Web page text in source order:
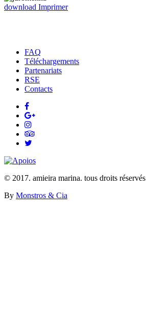
download ​​​​​​​​​​​​​​​​​Imprimer
FAQ
Téléchargements
Partenariats
RSE
Contacts
© 2017. amieira marina. tous droits réservés
By Monstros & Cia